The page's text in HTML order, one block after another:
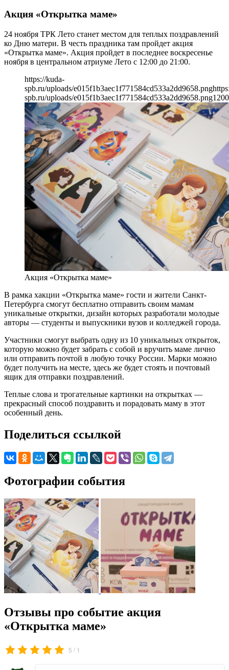
Акция «Открытка маме»
24 ноября ТРК Лето станет местом для теплых поздравлений
ко Дню матери. В честь праздника там пройдет акция
«Открытка маме». Акция пройдет в последнее воскресенье
ноября в центральном атриуме Лето с 12:00 до 21:00.
https://kuda-
spb.ru/uploads/e015f1b3aec1f771584cd533a2dd9658.png
spb.ru/uploads/e015f1b3aec1f771584cd533a2dd9658.png1200
Акция «Открытка маме»
В рамка хакции «Открытка маме» гости и жители Санкт-
Петербурга смогут бесплатно отправить своим мамам
уникальные открытки, дизайн которых разработали молодые
авторы — студенты и выпускники вузов и колледжей города.
Участники смогут выбрать одну из 10 уникальных открыток,
которую можно будет забрать с собой и вручить маме лично
или отправить почтой в любую точку России. Марки можно
будет получить на месте, здесь же будет стоять и почтовый
ящик для отправки поздравлений.
Теплые слова и трогательные картинки на открытках —
прекрасный способ поздравить и порадовать маму в этот
особенный день.
Поделиться ссылкой
Фотографии события
Отзывы про событие акция
«Открытка маме»
5 / 1